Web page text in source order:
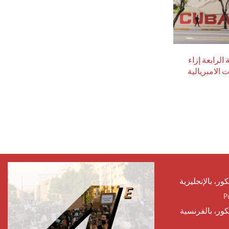
إزاء
الامبريالية
بالإنجليزية
بالفرنسية